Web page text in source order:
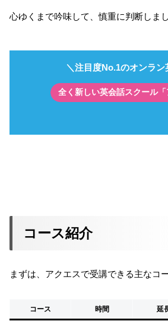
心ゆくまで吟味して、慎重に判断しま
＼注目度No.1のオンラン
全く新しい英会話スクール「
コース紹介
まずは、アクエスで受講できる主なコ
コース 時間 延